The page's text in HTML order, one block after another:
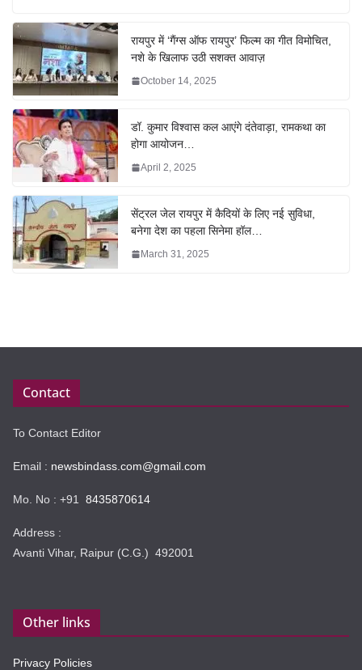
रायपुर में ‘गैंग्स ऑफ रायपुर’ फिल्म का गीत विमोचित,
नशे के खिलाफ उठी सशक्त आवाज़
October 14, 2025
डॉ. कुमार विश्वास कल आएंगे दंतेवाड़ा, रामकथा का
होगा आयोजन…
April 2, 2025
सेंट्रल जेल रायपुर में कैदियों के लिए नई सुविधा,
बनेगा देश का पहला सिनेमा हॉल…
March 31, 2025
Contact
To Contact Editor
Email : newsbindass.com@gmail.com
Mo. No : +91 8435870614
Address :
Avanti Vihar, Raipur (C.G.) 492001
Other links
Privacy Policies